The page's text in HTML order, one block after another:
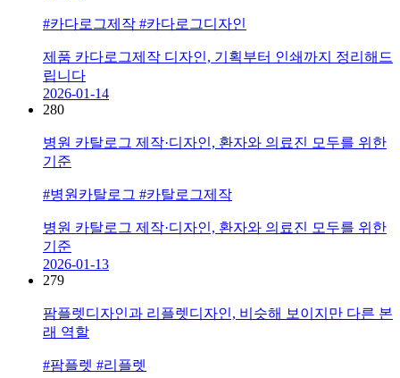
#카다로그제작 #카다로그디자인
제품 카다로그제작 디자인, 기획부터 인쇄까지 정리해드
립니다
2026-01-14
280
병원 카탈로그 제작·디자인, 환자와 의료진 모두를 위한
기준
#병원카탈로그 #카탈로그제작
병원 카탈로그 제작·디자인, 환자와 의료진 모두를 위한
기준
2026-01-13
279
팜플렛디자인과 리플렛디자인, 비슷해 보이지만 다른 본
래 역할
#팜플렛 #리플렛